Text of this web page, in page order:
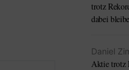
trotz
dabei bleibe
Daniel
Aktie trotz